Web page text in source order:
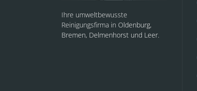
Ihre umweltbewusste
Reinigungsfirma in Oldenburg,
Bremen, Delmenhorst und Leer.